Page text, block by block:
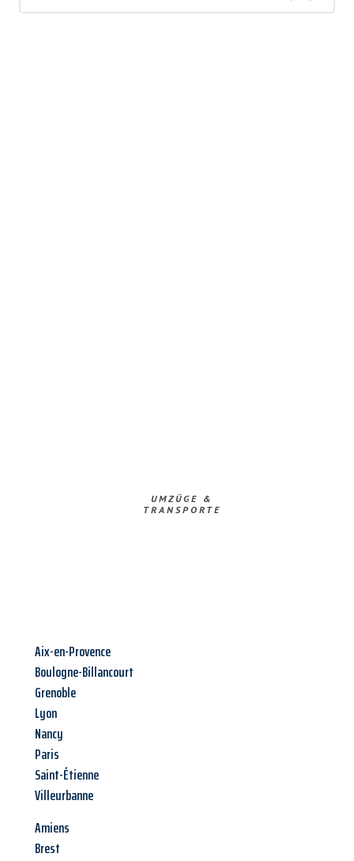
UMZÜGE &
TRANSPORTE
Aix-en-Provence
Boulogne-Billancourt
Grenoble
Lyon
Nancy
Paris
Saint-Étienne
Villeurbanne
Amiens
Brest